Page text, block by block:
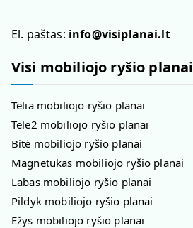
El. paštas: info@visiplanai.lt
Visi mobiliojo ryšio planai
Telia mobiliojo ryšio planai
Tele2 mobiliojo ryšio planai
Bitė mobiliojo ryšio planai
Magnetukas mobiliojo ryšio planai
Labas mobiliojo ryšio planai
Pildyk mobiliojo ryšio planai
Ežys mobiliojo ryšio planai